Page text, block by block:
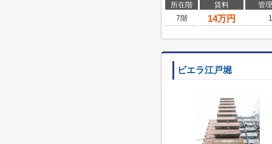
所在階 賃料
管
7階
14万円
ビエラ江戸堀